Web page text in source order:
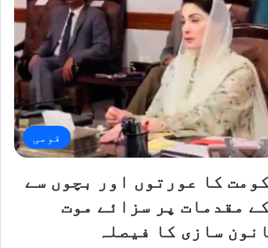
قومی
کا عورتوں اور بچوں سے
مقدمات پر سزائے موت
سازی کا فیصلہ